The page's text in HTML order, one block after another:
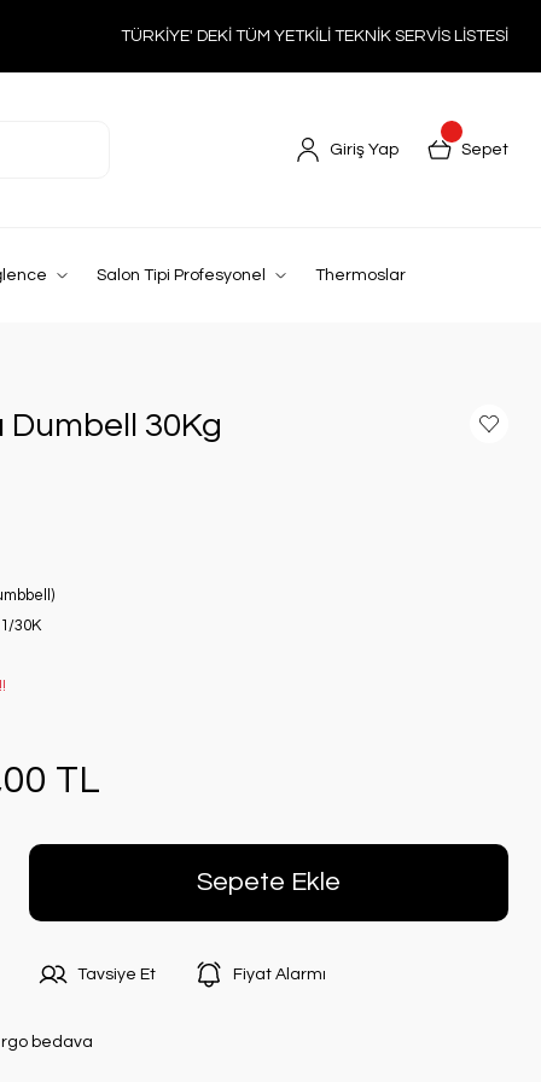
TÜRKİYE' DEKİ TÜM YETKİLİ TEKNİK SERVİS LİSTESİ
Giriş Yap Sepet
Salon Tipi Profesyonel Thermoslar
Dumbell 30Kg
30K
TL
Sepete Ekle
Tavsiye Et Fiyat Alarmı
bedava